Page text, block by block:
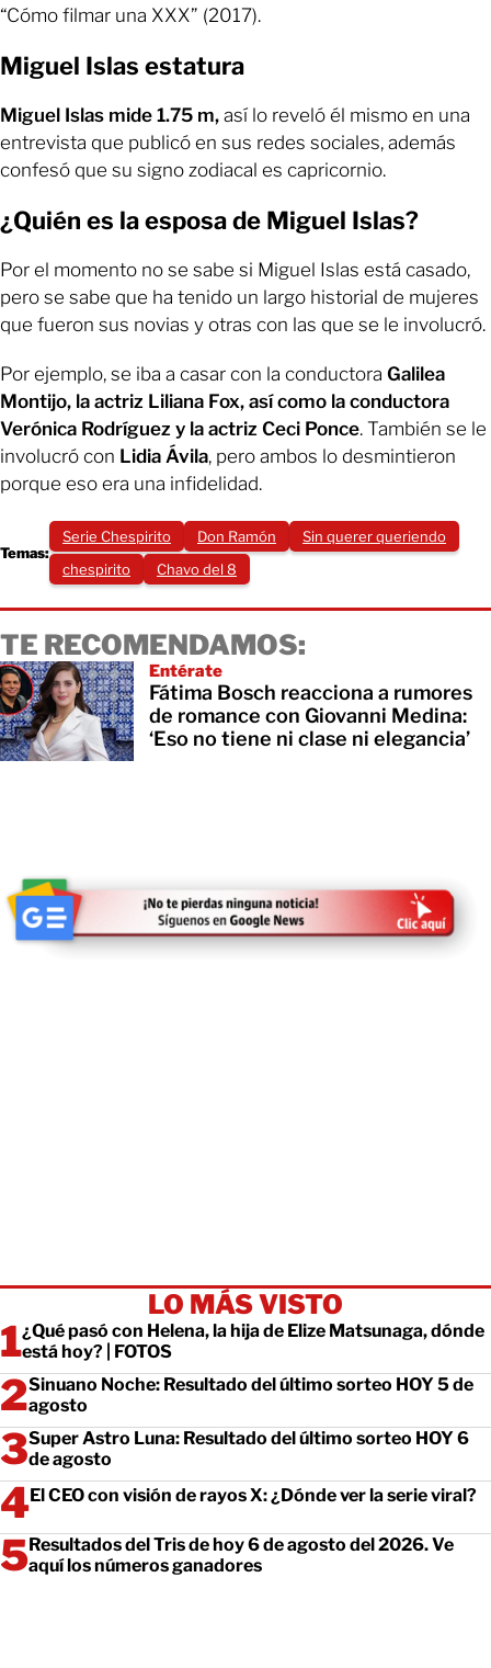
“Cómo filmar una XXX” (2017).
Miguel Islas estatura
Miguel Islas mide 1.75 m, así lo reveló él mismo en una
entrevista que publicó en sus redes sociales, además
confesó que su signo zodiacal es capricornio.
¿Quién es la esposa de Miguel Islas?
Por el momento no se sabe si Miguel Islas está casado,
pero se sabe que ha tenido un largo historial de mujeres
que fueron sus novias y otras con las que se le involucró.
Por ejemplo, se iba a casar con la conductora Galilea
Montijo, la actriz Liliana Fox, así como la conductora
Verónica Rodríguez y la actriz Ceci Ponce. También se le
involucró con Lidia Ávila, pero ambos lo desmintieron
porque eso era una infidelidad.
Temas:
Serie Chespirito Don Ramón
Sin querer queriendo
chespirito
Chavo del 8
TE RECOMENDAMOS:
Entérate
Fátima Bosch reacciona a rumores
de romance con Giovanni Medina:
‘Eso no tiene ni clase ni elegancia’
LO MÁS VISTO
¿Qué pasó con Helena, la hija de Elize Matsunaga, dónde
está hoy? | FOTOS
Sinuano Noche: Resultado del último sorteo HOY 5 de
agosto
Super Astro Luna: Resultado del último sorteo HOY 6
de agosto
El CEO con visión de rayos X: ¿Dónde ver la serie viral?
Resultados del Tris de hoy 6 de agosto del 2026. Ve
aquí los números ganadores